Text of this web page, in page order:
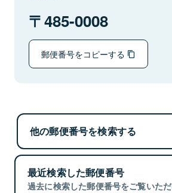
485-0008
郵便番号をコピーする
他の郵便番号を検索する
最近検索した郵便番号
過去に検索した郵便番号をご覧いただ